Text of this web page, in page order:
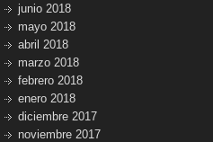
junio 2018
mayo 2018
abril 2018
marzo 2018
febrero 2018
enero 2018
diciembre 2017
noviembre 2017